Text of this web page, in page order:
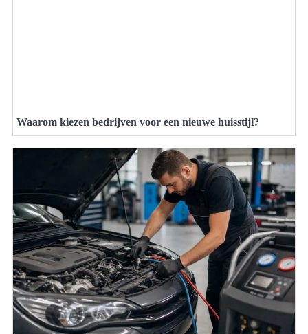
Waarom kiezen bedrijven voor een nieuwe huisstijl?